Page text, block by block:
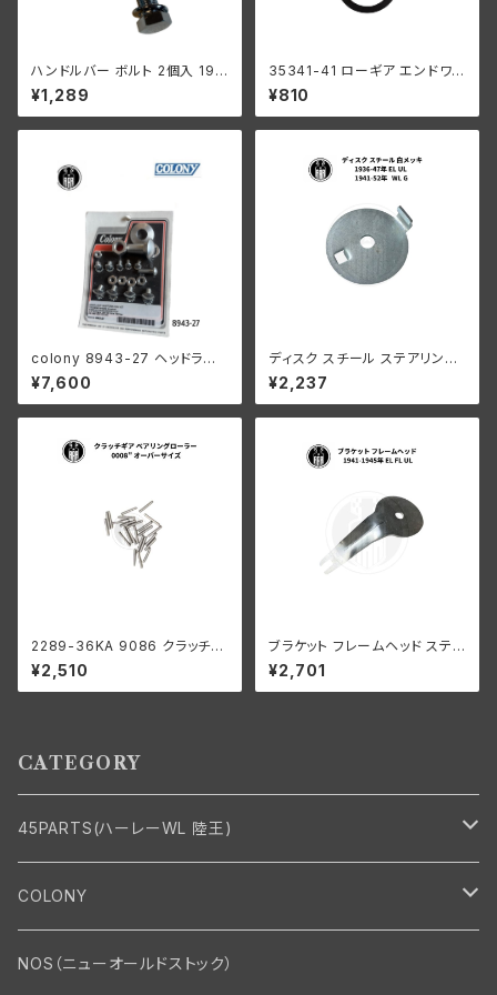
ハンドルバー ボルト 2個入 193
0-52年 亜鉛
¥1,289
35341-41 ローギア エンドワッ
シャー1個
¥810
colony 8943-27 ヘッドラン
プ レストレーションキット
¥7,600
ディスク スチール ステアリング
ダンパー ハーレー 1936-47年
EL UL 1941-52年 WL G 白メ
ッキ
¥2,237
2289-36KA 9086 クラッチギ
ア ベアリングローラー 0008"
オーバーサイズ 24個 ハーレー
ダビッドソン
¥2,510
ブラケット フレームヘッド ステア
リングダンパー ハーレー 1941-
1945年 EL FL UL
¥2,701
CATEGORY
45PARTS(ハーレーWL 陸王)
エンジン
エンジン・シリンダーヘッド
マフラー・インテーク・キャブレター
COLONY
Bolt・Nut
NOS（ニューオールドストック）